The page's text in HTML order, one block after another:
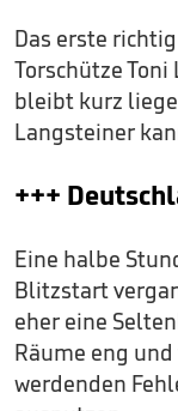
Das erste
Torschütze
bleibt kurz
Langsteiner
+++
Eine halbe
Blitzstart
eher eine
Räume eng
werdenden